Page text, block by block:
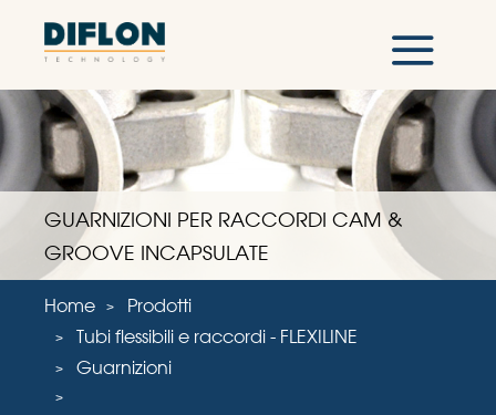
GUARNIZIONI PER RACCORDI CAM &
GROOVE INCAPSULATE
Home
Prodotti
Tubi flessibili e raccordi - FLEXILINE
Guarnizioni